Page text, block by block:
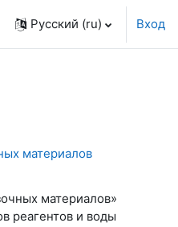
Русский ‎(ru)‎ Вход
материалов
материалов»
реагентов и воды